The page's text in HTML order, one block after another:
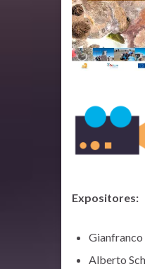
Expositores:
Alberto